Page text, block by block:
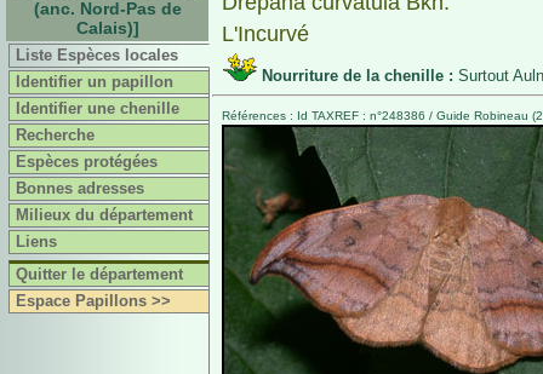
(anc. Nord-Pas de
Calais)]
Liste Espèces locales
Identifier un papillon
Identifier une chenille
Recherche
Espèces protégées
Bonnes adresses
Milieux du département
Liens
Quitter le département
Espace Papillons >>
L'Incurvé
Nourriture de la chenille : Surtout
Références : Id TAXREF : n°248386 / Guide Robineau